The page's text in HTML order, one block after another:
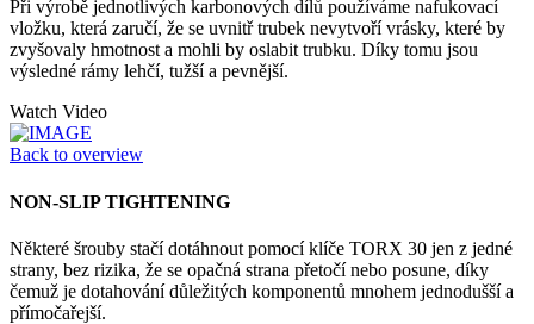
Při výrobě jednotlivých karbonových dílů používáme nafukovací
vložku, která zaručí, že se uvnitř trubek nevytvoří vrásky, které by
zvyšovaly hmotnost a mohli by oslabit trubku. Díky tomu jsou
výsledné rámy lehčí, tužší a pevnější.
Watch Video
Back to overview
NON-SLIP TIGHTENING
Některé šrouby stačí dotáhnout pomocí klíče TORX 30 jen z jedné
strany, bez rizika, že se opačná strana přetočí nebo posune, díky
čemuž je dotahování důležitých komponentů mnohem jednodušší a
přímočařejší.